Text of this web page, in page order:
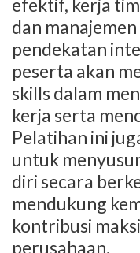
efektif, kerja
dan
pendekatan
peserta akan
skills dalam
kerja serta
Pelatihan ini
untuk
diri secara
mendukung
kontribusi
perusahaan.